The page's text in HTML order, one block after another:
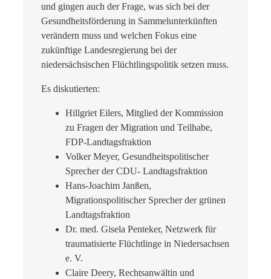
und gingen auch der Frage, was sich bei der
Gesundheitsförderung in Sammelunterkünften
verändern muss und welchen Fokus eine
zukünftige Landesregierung bei der
niedersächsischen Flüchtlingspolitik setzen muss.
Es diskutierten:
Hillgriet Eilers, Mitglied der Kommission
zu Fragen der Migration und Teilhabe,
FDP-Landtagsfraktion
Volker Meyer, Gesundheitspolitischer
Sprecher der CDU- Landtagsfraktion
Hans-Joachim Janßen,
Migrationspolitischer Sprecher der grünen
Landtagsfraktion
Dr. med. Gisela Penteker, Netzwerk für
traumatisierte Flüchtlinge in Niedersachsen
e. V.
Claire Deery, Rechtsanwältin und